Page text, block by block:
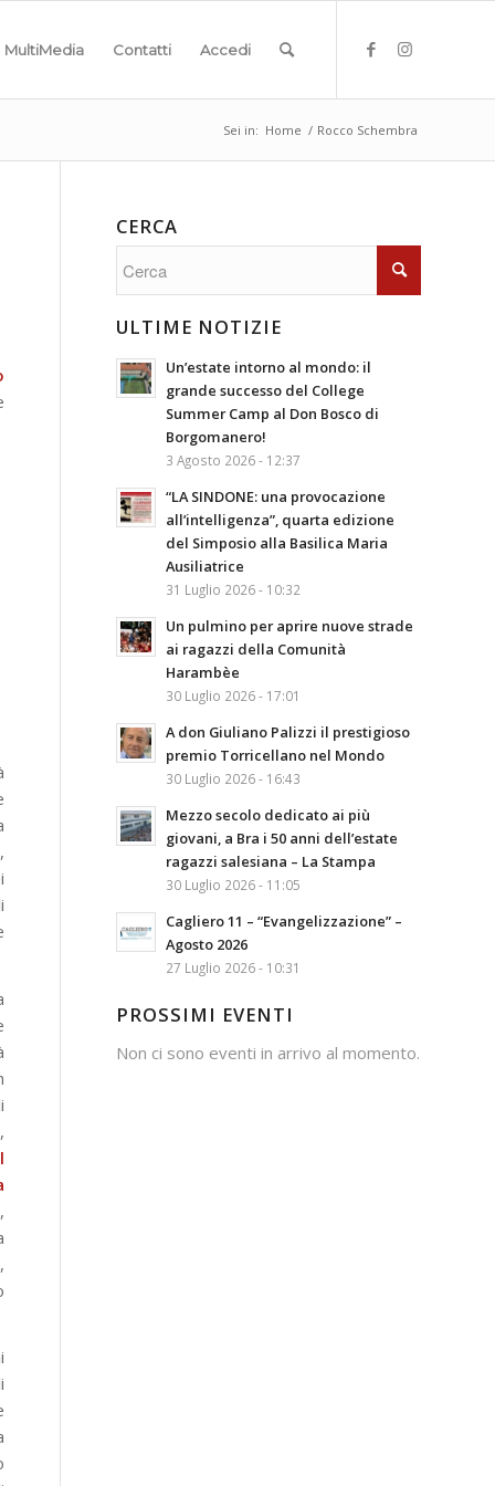
MultiMedia Contatti Accedi
Sei in: Home / Rocco Schembra
CERCA
ULTIME NOTIZIE
Un’estate intorno al mondo: il
grande successo del College
Summer Camp al Don Bosco di
Borgomanero!
3 Agosto 2026 - 12:37
“LA SINDONE: una provocazione
all’intelligenza”, quarta edizione
del Simposio alla Basilica Maria
Ausiliatrice
31 Luglio 2026 - 10:32
Un pulmino per aprire nuove strade
ai ragazzi della Comunità
Harambèe
30 Luglio 2026 - 17:01
A don Giuliano Palizzi il prestigioso
premio Torricellano nel Mondo
30 Luglio 2026 - 16:43
Mezzo secolo dedicato ai più
giovani, a Bra i 50 anni dell’estate
ragazzi salesiana – La Stampa
30 Luglio 2026 - 11:05
Cagliero 11 – “Evangelizzazione” –
Agosto 2026
27 Luglio 2026 - 10:31
PROSSIMI EVENTI
Non ci sono eventi in arrivo al momento.